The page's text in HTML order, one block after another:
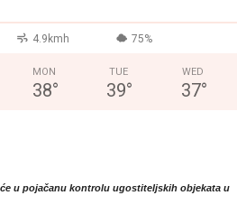
4.9kmh 75%
MON
38°
TUE
39°
WED
37°
u pojačanu kontrolu ugostiteljskih objekata u